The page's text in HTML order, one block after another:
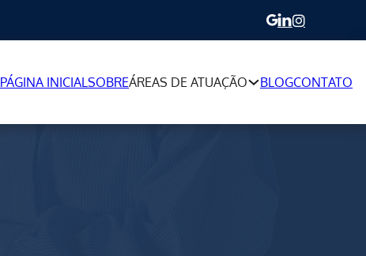
PÁGINA INICIAL SOBREÁREAS DE ATUAÇÃO BLOGCONTATO